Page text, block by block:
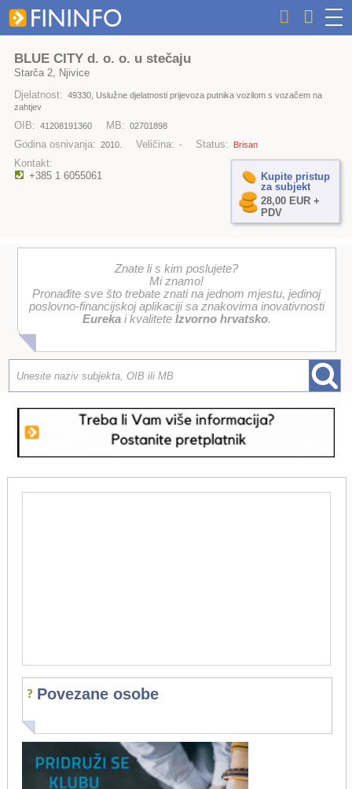
BLUE CITY d. o. o. u stečaju
Starča 2, Njivice
Djelatnost: 49330, Uslužne djelatnosti prijevoza putnika vozilom s vozačem na
zahtjev
OIB: 41208191360 MB: 02701898
Godina osnivanja: 2010. Veličina: - Status: Brisan
Kontakt:
+385 1 6055061
Kupite pristup
za subjekt
28,00 EUR +
PDV
Znate li s kim poslujete?
Mi znamo!
Pronađite sve što trebate znati na jednom mjestu, jedinoj
poslovno-financijskoj aplikaciji sa znakovima inovativnosti
Eurekai kvalitete Izvorno hrvatsko.
Povezane osobe